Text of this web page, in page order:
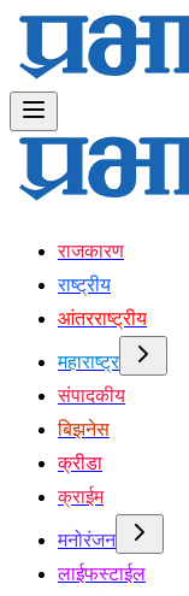
राजकारण
राष्ट्रीय
आंतरराष्ट्रीय
महाराष्ट्र
संपादकीय
बिझनेस
क्रीडा
क्राईम
मनोरंजन
लाईफस्टाईल